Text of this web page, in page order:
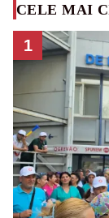
CELE MAI
1